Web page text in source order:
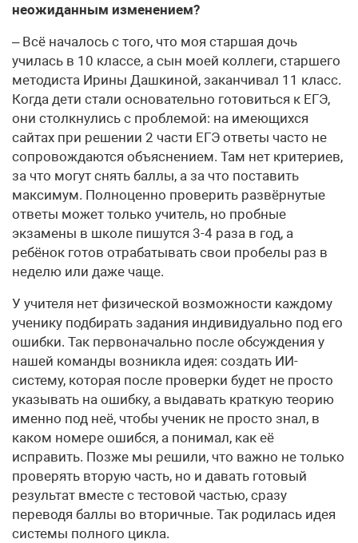
неожиданным изменением?
– Всё началось с того, что моя старшая дочь
училась в 10 классе, а сын моей коллеги, старшего
методиста Ирины Дашкиной, заканчивал 11 класс.
Когда дети стали основательно готовиться к ЕГЭ,
они столкнулись с проблемой: на имеющихся
сайтах при решении 2 части ЕГЭ ответы часто не
сопровождаются объяснением. Там нет критериев,
за что могут снять баллы, а за что поставить
максимум. Полноценно проверить развёрнутые
ответы может только учитель, но пробные
экзамены в школе пишутся 3-4 раза в год, а
ребёнок готов отрабатывать свои пробелы раз в
неделю или даже чаще.
У учителя нет физической возможности каждому
ученику подбирать задания индивидуально под его
ошибки. Так первоначально после обсуждения у
нашей команды возникла идея: создать ИИ-
систему, которая после проверки будет не просто
указывать на ошибку, а выдавать краткую теорию
именно под неё, чтобы ученик не просто знал, в
каком номере ошибся, а понимал, как её
исправить. Позже мы решили, что важно не только
проверять вторую часть, но и давать готовый
результат вместе с тестовой частью, сразу
переводя баллы во вторичные. Так родилась идея
системы полного цикла.